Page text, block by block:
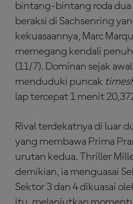
bintang-bintang roda dua
beraksi di Sachsenring
kekuasaannya, Marc
memegang kendali
(11/7). Dominan sejak
menduduki puncak
lap tercepat 1 menit
Rival terdekatnya di luar
yang membawa Prima
urutan kedua. Thriller
demikian, ia menguasai
Sektor 3 dan 4 dikuasai